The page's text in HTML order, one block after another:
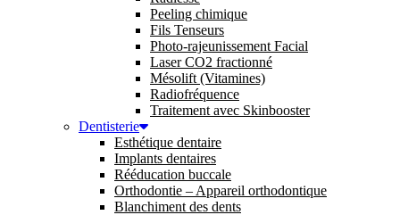
Peeling chimique
Fils Tenseurs
Photo-rajeunissement Facial
Laser CO2 fractionné
Mésolift (Vitamines)
Radiofréquence
Traitement avec Skinbooster
Dentisterie
Esthétique dentaire
Implants dentaires
Rééducation buccale
Orthodontie – Appareil orthodontique
Blanchiment des dents